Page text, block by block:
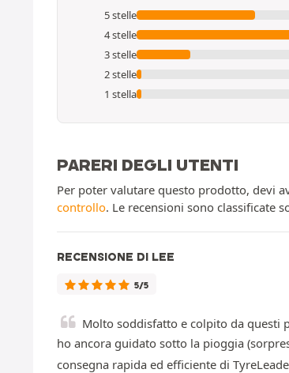
5 stelle
4 stelle
3 stelle
2 stelle
1 stella
PARERI DEGLI UTENTI
Per poter valutare questo prodotto, devi
controllo. Le recensioni sono classificate
RECENSIONE DI LEE
5/5
Molto soddisfatto e colpito da questi
ho ancora guidato sotto la pioggia
consegna rapida ed efficiente di